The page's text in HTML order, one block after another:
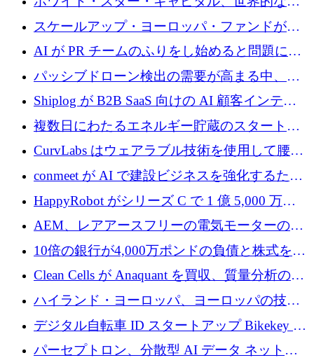
タートアップをシリーズAからBまで支援する
ために2億5,000万ドルのファンドIVを閉鎖
スケールアップ・ヨーロッパ・ファンドが初
の投資を行い、Iceeyeの10億ユーロのラウンド
を共同主導
AI が PR チームのふりをし始めると問題にな
ります
パッシブドローン検出の需要が高まる中、
Monava が資金調達ラウンドを終了
Shiplog が B2B SaaS 向けの AI 顧客インテリ
ジェンスを構築するために 100 万ドルを調達
複数日にわたるエネルギー貯蔵のスタートア
ップ、Ore Energy が新たな投資ラウンドで
CurvLabs はウェアラブル技術を使用して腰痛
治療をどのように再考しているか
conmeet が AI で建設ビジネスを強化するため
に 600 万ユーロを調達
HappyRobot がシリーズ C で 1 億 5,000 万ド
ルを獲得し、企業運営向けにエージェント AI
を拡張
AEM、レアアースフリーの電気モーターの革
新を加速するために1,600万ポンドを確保
10倍の銀行が4,000万ポンドの負債と株式を調
達
Clean Cells が Anaquant を買収、質量分析の専
門知識によるバイオ医薬品の品質管理を拡大
ハイランド・ヨーロッパ、ヨーロッパの技術
規模拡大を支援するために11億ユーロのファ
ンドVIを閉鎖
デジタル自転車 ID スタートアップ Bikekey が
TÖNNJES への投資を確保
パーセプトロン、分散型 AI データ ネットワ